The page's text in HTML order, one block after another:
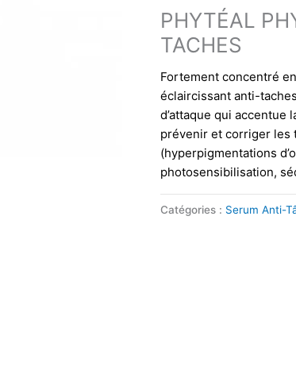
PHYTÉAL
TACHES
Fortement concentré
éclaircissant anti-
d’attaque qui accentue
prévenir et corriger les
(hyperpigmentations
photosensibilisation,
Catégories : Serum Anti-